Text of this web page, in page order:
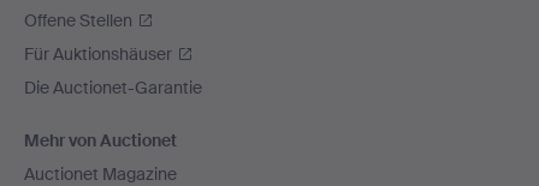
Offene Stellen
Für Auktionshäuser
Die Auctionet-Garantie
Mehr von Auctionet
Auctionet Magazine